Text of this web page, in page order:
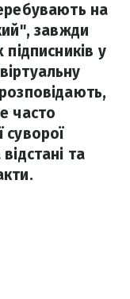
на
завжди
у
часто
суворої
та